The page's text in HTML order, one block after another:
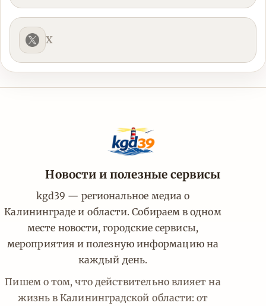
X
Новости и полезные сервисы
kgd39 — региональное медиа о
Калининграде и области. Собираем в одном
месте новости, городские сервисы,
мероприятия и полезную информацию на
каждый день.
Пишем о том, что действительно влияет на
жизнь в Калининградской области: от